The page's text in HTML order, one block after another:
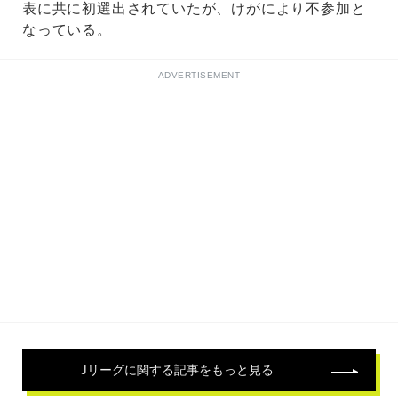
表に共に初選出されていたが、けがにより不参加と
なっている。
ADVERTISEMENT
Jリーグに関する記事をもっと見る